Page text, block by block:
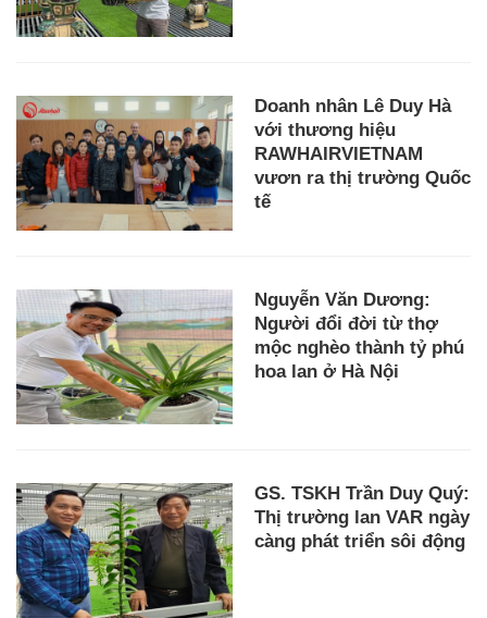
Doanh nhân Lê Duy Hà
với thương hiệu
RAWHAIRVIETNAM
vươn ra thị trường Quốc
tế
Nguyễn Văn Dương:
Người đổi đời từ thợ
mộc nghèo thành tỷ phú
hoa lan ở Hà Nội
GS. TSKH Trần Duy Quý:
Thị trường lan VAR ngày
càng phát triển sôi động